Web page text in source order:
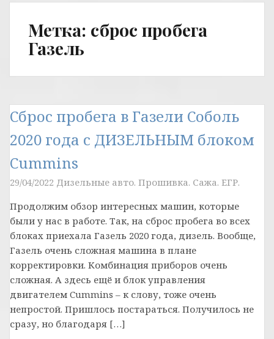
Метка: сброс пробега
Газель
Сброс пробега в Газели Соболь
2020 года с ДИЗЕЛЬНЫМ блоком
Cummins
29/04/2022 Дизельные авто. Прошивка. Сажа. ЕГР.
Продолжим обзор интересных машин, которые
были у нас в работе. Так, на сброс пробега во всех
блоках приехала Газель 2020 года, дизель. Вообще,
Газель очень сложная машина в плане
корректировки. Комбинация приборов очень
сложная. А здесь ещё и блок управления
двигателем Cummins – к слову, тоже очень
непростой. Пришлось постараться. Получилось не
сразу, но благодаря […]